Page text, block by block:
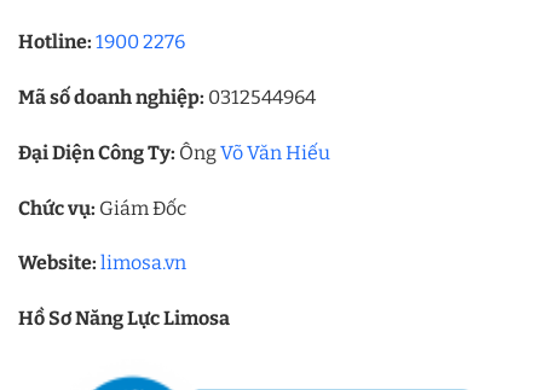
Hotline: 1900 2276
Mã số doanh nghiệp: 0312544964
Đại Diện Công Ty: ÔngVõ Văn Hiếu
Chức vụ: Giám Đốc
Website: limosa.vn
Hồ Sơ Năng Lực Limosa